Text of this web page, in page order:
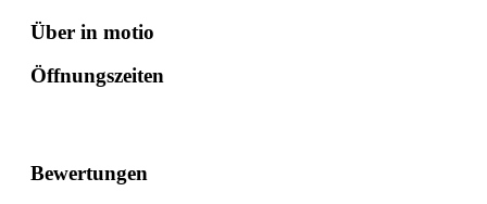
Über in motio
Öffnungszeiten
Bewertungen